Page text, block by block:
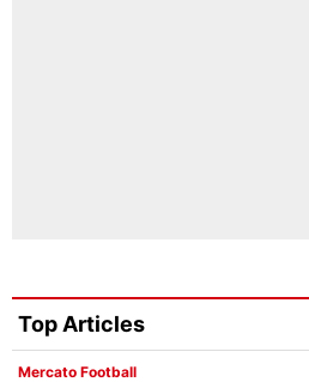
Top Articles
Mercato Football